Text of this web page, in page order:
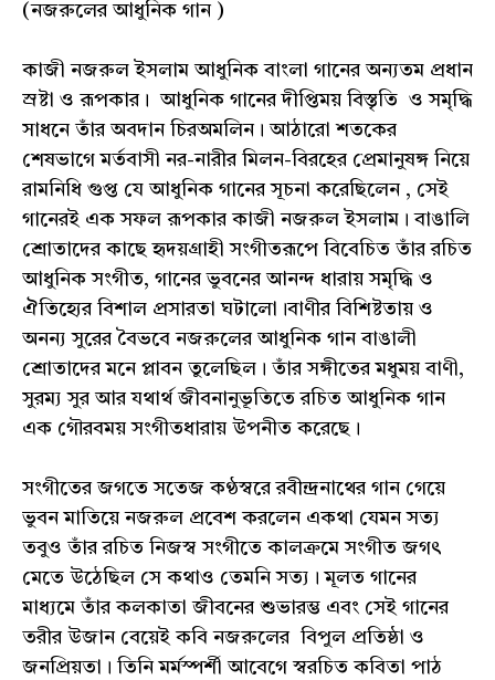
(নজরুলের আধুনিক গান )
কাজী নজরুল ইসলাম আধুনিক বাংলা গানের অন্যতম প্রধান
স্রষ্টা ও রূপকার। আধুনিক গানের দীপ্তিময় বিস্তৃতি ও সমৃদ্ধি
সাধনে তাঁর অবদান চিরঅমলিন। আঠারো শতকের
শেষভাগে মর্তবাসী নর-নারীর মিলন-বিরহের প্রেমানুষঙ্গ নিয়ে
রামনিধি গুপ্ত যে আধুনিক গানের সূচনা করেছিলেন , সেই
গানেরই এক সফল রূপকার কাজী নজরুল ইসলাম। বাঙালি
শ্রোতাদের কাছে হৃদয়গ্রাহী সংগীতরূপে বিবেচিত তাঁর রচিত
আধুনিক সংগীত, গানের ভুবনের আনন্দ ধারায় সমৃদ্ধি ও
ঐতিহ্যের বিশাল প্রসারতা ঘটালো।বাণীর বিশিষ্টতায় ও
অনন্য সুরের বৈভবে নজরুলের আধুনিক গান বাঙালী
শ্রোতাদের মনে প্লাবন তুলেছিল। তাঁর সঙ্গীতের মধুময় বাণী,
সুরম্য সুর আর যথার্থ জীবনানুভূতিতে রচিত আধুনিক গান
এক গৌরবময় সংগীতধারায় উপনীত করেছে।
সংগীতের জগতে সতেজ কণ্ঠস্বরে রবীন্দ্রনাথের গান গেয়ে
ভুবন মাতিয়ে নজরুল প্রবেশ করলেন একথা যেমন সত্য
তবুও তাঁর রচিত নিজস্ব সংগীতে কালক্রমে সংগীত জগৎ
মেতে উঠেছিল সে কথাও তেমনি সত্য। মূলত গানের
মাধ্যমে তাঁর কলকাতা জীবনের শুভারম্ভ এবং সেই গানের
তরীর উজান বেয়েই কবি নজরুলের বিপুল প্রতিষ্ঠা ও
জনপ্রিয়তা। তিনি মর্মস্পর্শী আবেগে স্বরচিত কবিতা পাঠ